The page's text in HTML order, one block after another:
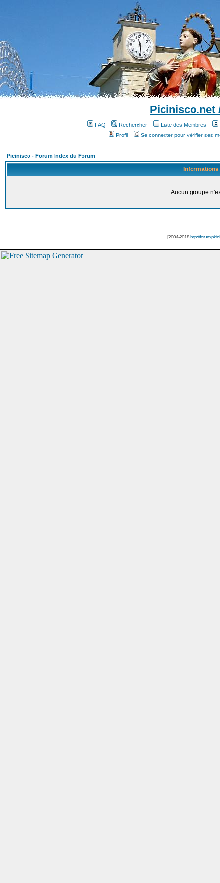
Picinisco.net
FAQ Rechercher Liste des Membres
Profil
Se connecter pour vérifier ses
Picinisco - Forum Index du Forum
Informations
Aucun groupe
[2004-2018http://